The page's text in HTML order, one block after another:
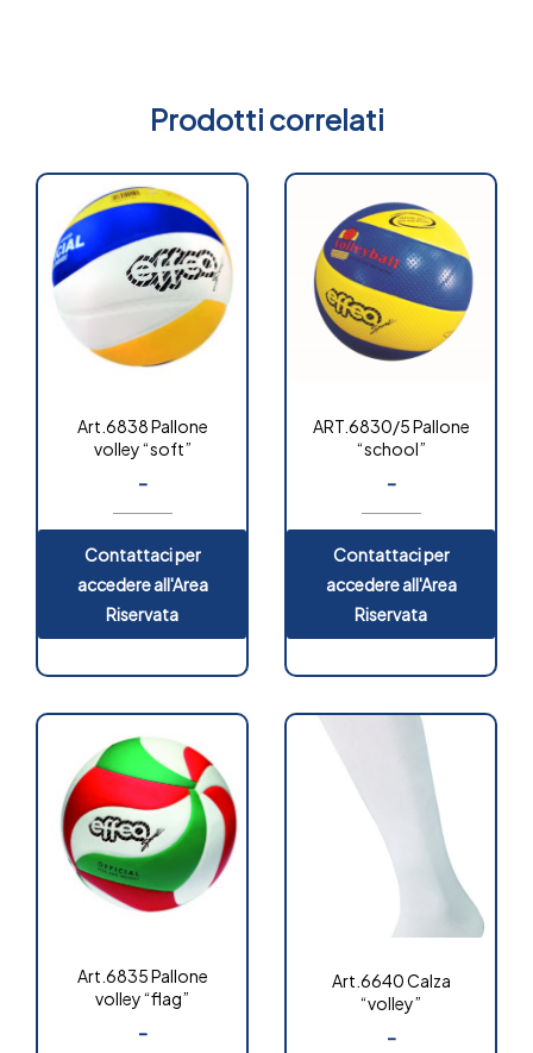
Prodotti correlati
Art.6838 Pallone
volley “soft”
-
Contattaci per
accedere all'Area
Riservata
ART.6830/5 Pallone
“school”
-
Contattaci per
accedere all'Area
Riservata
Art.6835 Pallone
volley “flag”
-
Art.6640 Calza
“volley”
-